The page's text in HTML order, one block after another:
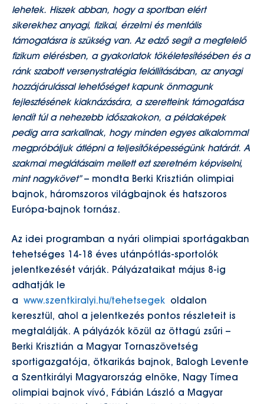
lehetek. Hiszek abban, hogy a sportban elért
sikerekhez anyagi, fizikai, érzelmi és mentális
támogatásra is szükség van. Az edző segít a megfelelő
fizikum elérésben, a gyakorlatok tökéletesítésében és a
ránk szabott versenystratégia felállításában, az anyagi
hozzájárulással lehetőséget kapunk önmagunk
fejlesztésének kiaknázására, a szeretteink támogatása
lendít túl a nehezebb időszakokon, a példaképek
pedig arra sarkallnak, hogy minden egyes alkalommal
megpróbáljuk átlépni a teljesítőképességünk határát. A
szakmai meglátásaim mellett ezt szeretném képviselni,
mint nagykövet”– mondta Berki Krisztián olimpiai
bajnok, háromszoros világbajnok és hatszoros
Európa-bajnok tornász.
Az idei programban a nyári olimpiai sportágakban
tehetséges 14-18 éves utánpótlás-sportolók
jelentkezését várják. Pályázataikat május 8-ig
adhatják le
a www.szentkiralyi.hu/tehetsegek oldalon
keresztül, ahol a jelentkezés pontos részleteit is
megtalálják. A pályázók közül az öttagú zsűri –
Berki Krisztián a Magyar Tornaszövetség
sportigazgatója, ötkarikás bajnok, Balogh Levente
a Szentkirályi Magyarország elnöke, Nagy Tímea
olimpiai bajnok vívó, Fábián László a Magyar